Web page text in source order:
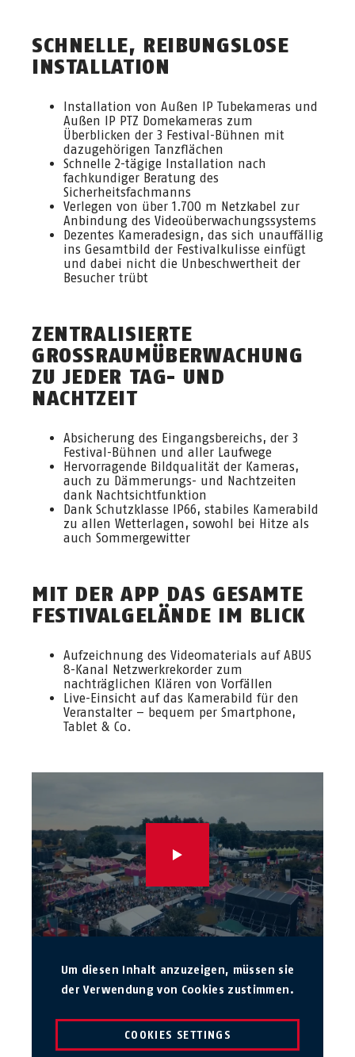
SCHNELLE, REIBUNGSLOSE
INSTALLATION
Installation von Außen IP Tubekameras und
Außen IP PTZ Domekameras zum
Überblicken der 3 Festival-Bühnen mit
dazugehörigen Tanzflächen
Schnelle 2-tägige Installation nach
fachkundiger Beratung des
Sicherheitsfachmanns
Verlegen von über 1.700 m Netzkabel zur
Anbindung des Videoüberwachungssystems
Dezentes Kameradesign, das sich unauffällig
ins Gesamtbild der Festivalkulisse einfügt
und dabei nicht die Unbeschwertheit der
Besucher trübt
ZENTRALISIERTE
GROSSRAUMÜBERWACHUNG Z
U JEDER TAG- UND N
ACHTZEIT
Absicherung des Eingangsbereichs, der 3
Festival-Bühnen und aller Laufwege
Hervorragende Bildqualität der Kameras,
auch zu Dämmerungs- und Nachtzeiten
dank Nachtsichtfunktion
Dank Schutzklasse IP66, stabiles Kamerabild
zu allen Wetterlagen, sowohl bei Hitze als
auch Sommergewitter
MIT DER APP DAS GESAMTE
FESTIVALGELÄNDE IM BLICK
Aufzeichnung des Videomaterials auf ABUS
8-Kanal Netzwerkrekorder zum
nachträglichen Klären von Vorfällen
Live-Einsicht auf das Kamerabild für den
Veranstalter – bequem per Smartphone,
Tablet & Co.
Um diesen Inhalt anzuzeigen, müssen sie
der Verwendung von Cookies zustimmen.
COOKIES SETTINGS